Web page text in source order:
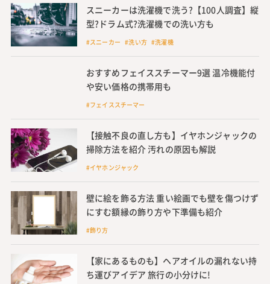
スニーカーは洗濯機で洗う?【100人調査】縦
型?ドラム式?洗濯機での洗い方も
#スニーカー #洗い方 #洗濯機
おすすめフェイススチーマー9選 温冷機能付
や安い価格の携帯用も
#フェイススチーマー
【接触不良の直し方も】イヤホンジャックの
掃除方法を紹介 汚れの原因も解説
#イヤホンジャック
壁に絵を飾る方法 重い絵画でも壁を傷つけず
にすむ額縁の飾り方や下準備も紹介
#飾り方
【家にあるものも】ヘアオイルの漏れない持
ち運びアイデア 旅行の小分けに!